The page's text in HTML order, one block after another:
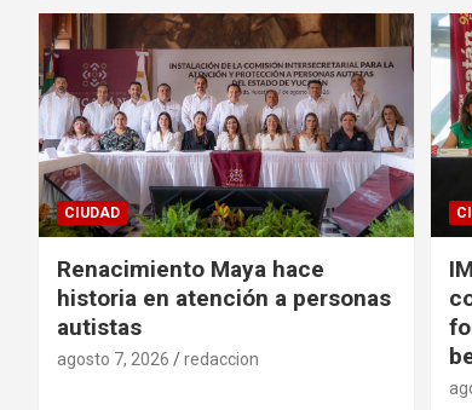
CIUDAD
Renacimiento Maya hace
historia en atención a personas
autistas
agosto 7, 2026 redaccion